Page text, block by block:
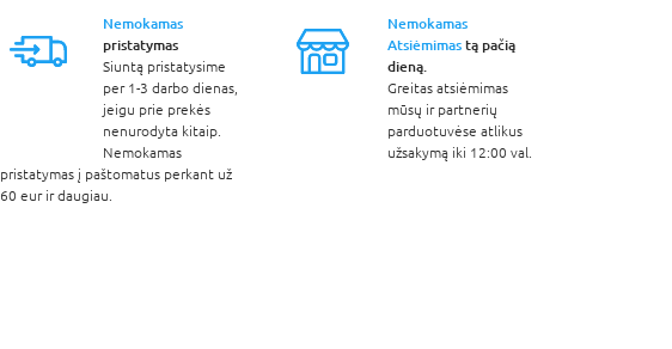
Nemokamas
pristatymas
Siuntą pristatysime
per 1-3 darbo dienas,
jeigu prie prekės
nenurodyta kitaip.
Nemokamas
pristatymas į paštomatus perkant už
60 eur ir daugiau.
Nemokamas
Atsiėmimastą pačią
dieną.
Greitas atsiėmimas
mūsų ir partnerių
parduotuvėse atlikus
užsakymą iki 12:00 val.